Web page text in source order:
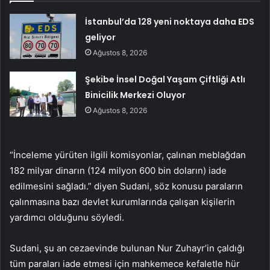
İstanbul’da 128 yeni noktaya daha EDS
geliyor
Ağustos 8, 2026
Şekibe İnsel Doğal Yaşam Çiftliği Atlı
Binicilik Merkezi Oluyor
Ağustos 8, 2026
“İnceleme yürüten ilgili komisyonlar, çalınan meblağdan
182 milyar dinarın (124 milyon 600 bin doların) iade
edilmesini sağladı.” diyen Sudani, söz konusu paraların
çalınmasına bazı devlet kurumlarında çalışan kişilerin
yardımcı olduğunu söyledi.
Sudani, şu an cezaevinde bulunan Nur Zuhayr’in çaldığı
tüm paraları iade etmesi için mahkemece kefaletle hür